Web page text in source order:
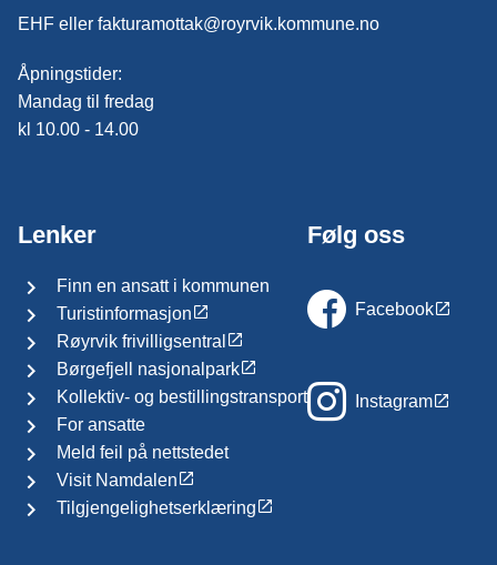
EHF eller fakturamottak@royrvik.kommune.no
Åpningstider:
Mandag til fredag
kl 10.00 - 14.00
Lenker
Finn en ansatt i kommunen
Turistinformasjon
Røyrvik frivilligsentral
Børgefjell nasjonalpark
Kollektiv- og bestillingstransport
For ansatte
Meld feil på nettstedet
Visit Namdalen
Tilgjengelighetserklæring
Følg oss
Facebook
Instagram